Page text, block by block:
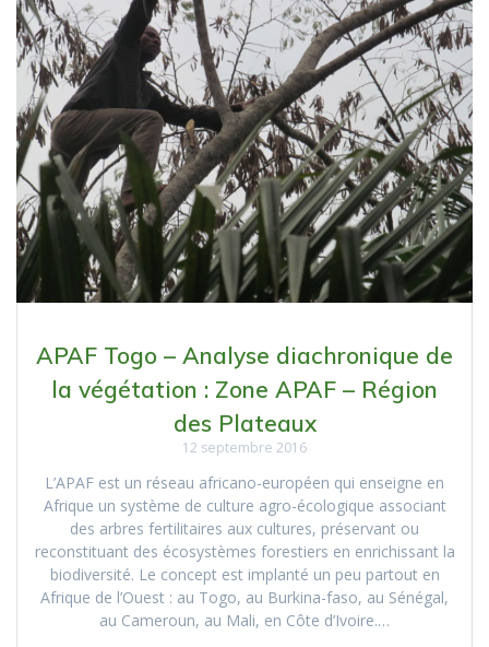
APAF Togo – Analyse diachronique de
la végétation : Zone APAF – Région
des Plateaux
12 septembre 2016
L’APAF est un réseau africano-européen qui enseigne en
Afrique un système de culture agro-écologique associant
des arbres fertilitaires aux cultures, préservant ou
reconstituant des écosystèmes forestiers en enrichissant la
biodiversité. Le concept est implanté un peu partout en
Afrique de l’Ouest : au Togo, au Burkina-faso, au Sénégal,
au Cameroun, au Mali, en Côte d’Ivoire.…